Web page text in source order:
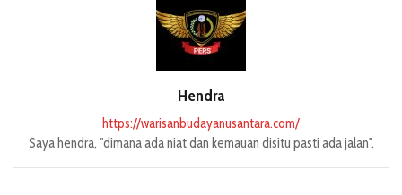
Hendra
https://warisanbudayanusantara.com/
Saya hendra, "dimana ada niat dan kemauan disitu pasti ada jalan".